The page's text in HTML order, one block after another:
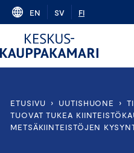
Skip
content
EN SV FI
ETUSIVU › UUTISHUONE ›
TUOVAT TUKEA
METSÄKIINTEISTÖJEN